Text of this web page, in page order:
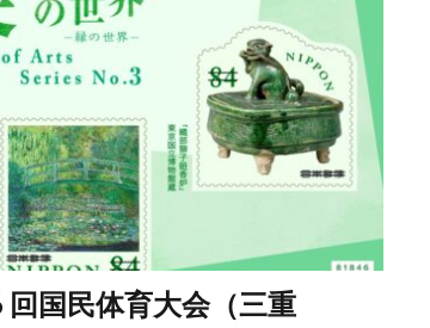
国民体育大会（三重